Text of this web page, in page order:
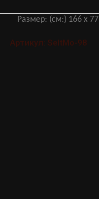
Размер: (см:) 166 x 77
Артикул: SeItMo-98